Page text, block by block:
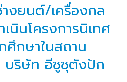
งยนต์/เครื่องกล
นินโครงการนิเทศ
กษาในสถาน
บริษัท อีซูซุตังปัก